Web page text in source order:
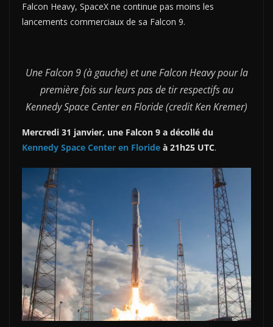
Falcon Heavy, SpaceX ne continue pas moins les
lancements commerciaux de sa Falcon 9.
Une Falcon 9 (à gauche) et une Falcon Heavy pour la
première fois sur leurs pas de tir respectifs au
Kennedy Space Center en Floride (credit Ken Kremer)
Mercredi 31 janvier, une Falcon 9 a décollé du
Kennedy Space Center en Floride à 21h25 UTC.